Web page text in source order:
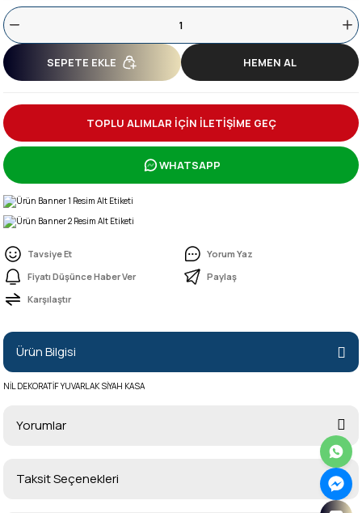
SEPETE EKLE HEMEN AL
TOPLU ALIMLAR İÇİN İLETİŞİME GEÇ
WHATSAPP
Tavsiye Et
Yorum Yaz
Fiyatı Düşünce Haber Ver
Paylaş
Karşılaştır
Ürün Bilgisi
NİL DEKORATİF YUVARLAK SİYAH KASA
Yorumlar
Bu ürüne ilk yorumu siz yapın!
Taksit Seçenekleri